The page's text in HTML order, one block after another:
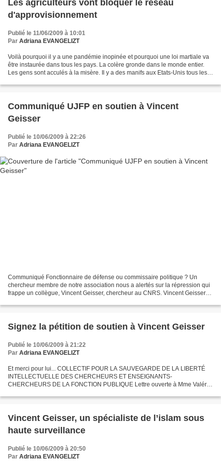
Les agriculteurs vont bloquer le réseau
d'approvisionnement
Publié le 11/06/2009 à 10:01
Par Adriana EVANGELIZT
Voilà pourquoi il y a une pandémie inopinée et pourquoi une loi martiale va
être instaurée dans tous les pays. La colère gronde dans le monde entier.
Les gens sont acculés à la misère. Il y a des manifs aux Etats-Unis tous les
Communiqué UJFP en soutien à Vincent
Geisser
Publié le 10/06/2009 à 22:26
Par Adriana EVANGELIZT
Communiqué Fonctionnaire de défense ou commissaire politique ? Un
chercheur membre de notre association nous a alertés sur la répression qui
frappe un collègue, Vincent Geisser, chercheur au CNRS. Vincent Geisser
Signez la pétition de soutien à Vincent Geisser
Publié le 10/06/2009 à 21:22
Par Adriana EVANGELIZT
Et merci pour lui... COLLECTIF POUR LA SAUVEGARDE DE LA LIBERTÉ
INTELLECTUELLE DES CHERCHEURS ET ENSEIGNANTS-
CHERCHEURS DE LA FONCTION PUBLIQUE Lettre ouverte à Mme Valérie
la...
Vincent Geisser, un spécialiste de l’islam sous
haute surveillance
Publié le 10/06/2009 à 20:50
Par Adriana EVANGELIZT